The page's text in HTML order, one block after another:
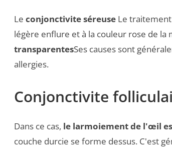
Le conjonctivite séreuse Le
légère enflure et à la couleur rose de la
transparentesSes causes sont
allergies.
Conjonctivite
Dans ce cas, le larmoiement de l'œil
couche durcie se forme dessus. C'est